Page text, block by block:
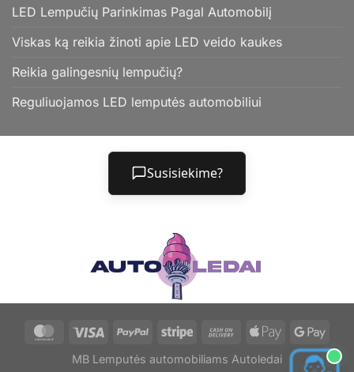
LED Lempučių Parinkimas Pagal Automobilį
Viskas ką reikia žinoti apie LED veido kaukes
Reikia galingesnių lempučių?
Reguliuojamos LED lemputės automobiliui
Susisiekime?
MB Lemputės automobiliams Autoledai